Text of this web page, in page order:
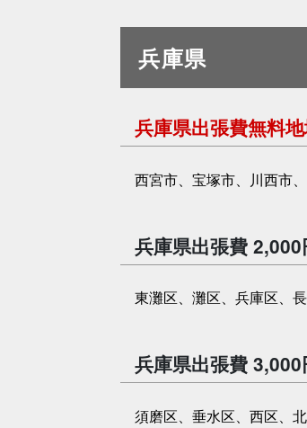
兵庫県
兵庫県出張費無料
西宮市、宝塚市、川西市
兵庫県出張費
東灘区、灘区、兵庫区、
兵庫県出張費
須磨区、垂水区、西区、